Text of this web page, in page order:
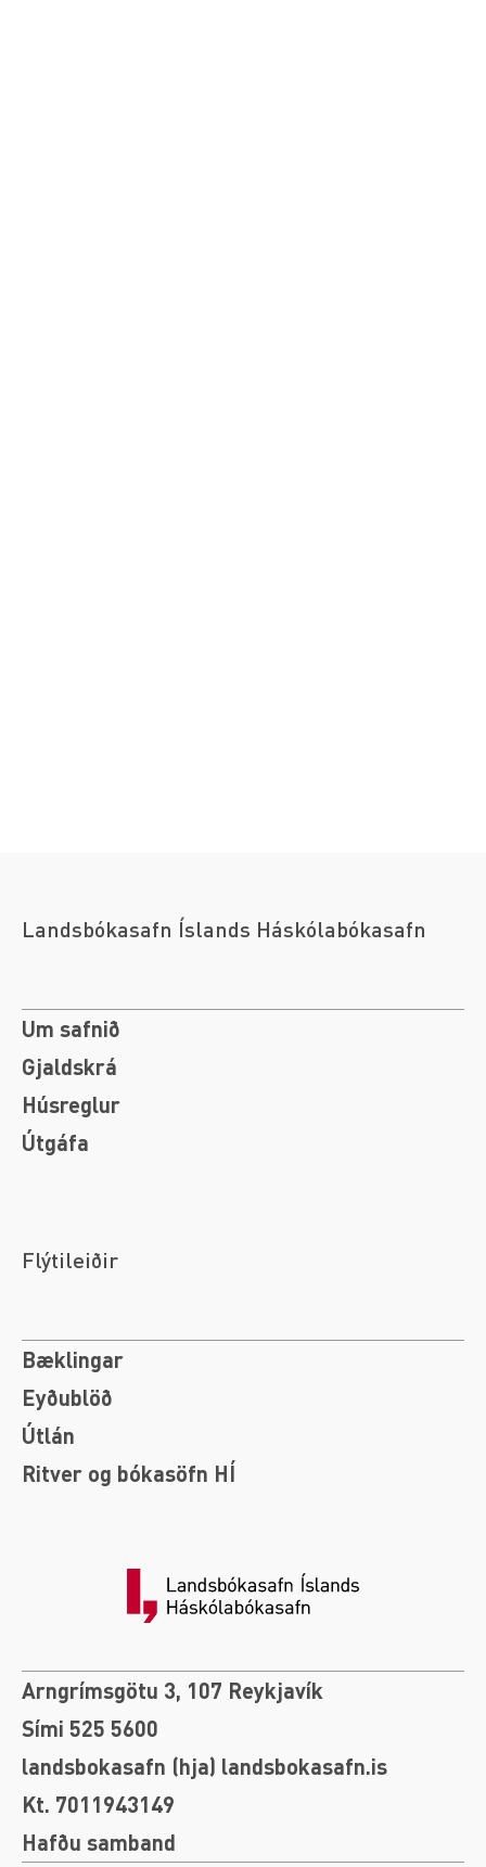
Landsbókasafn Íslands Háskólabókasafn
Um safnið
Gjaldskrá
Húsreglur
Útgáfa
Flýtileiðir
Bæklingar
Eyðublöð
Útlán
Ritver og bókasöfn HÍ
Arngrímsgötu 3, 107 Reykjavík
Sími 525 5600
landsbokasafn (hja) landsbokasafn.is
Kt. 7011943149
Hafðu samband